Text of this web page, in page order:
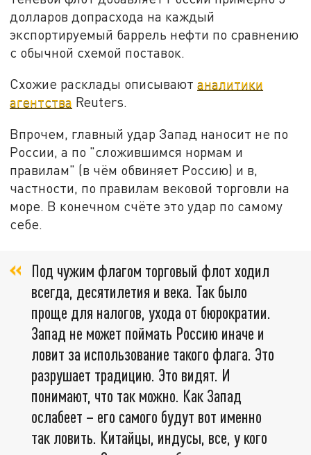
долларов допрасхода на каждый
экспортируемый баррель нефти по сравнению
с обычной схемой поставок.
Схожие расклады описываютаналитики
агентства Reuters.
Впрочем, главный удар Запад наносит не по
России, а по "сложившимся нормам и
правилам" (в чём обвиняет Россию) и в,
частности, по правилам вековой торговли на
море. В конечном счёте это удар по самому
себе.
Под чужим флагом торговый флот ходил
всегда, десятилетия и века. Так было
проще для налогов, ухода от бюрократии.
Запад не может поймать Россию иначе и
ловит за использование такого флага. Это
разрушает традицию. Это видят. И
понимают, что так можно. Как Запад
ослабеет – его самого будут вот именно
так ловить. Китайцы, индусы, все, у кого